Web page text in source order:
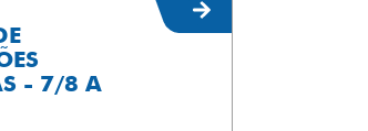
- 7/8 A